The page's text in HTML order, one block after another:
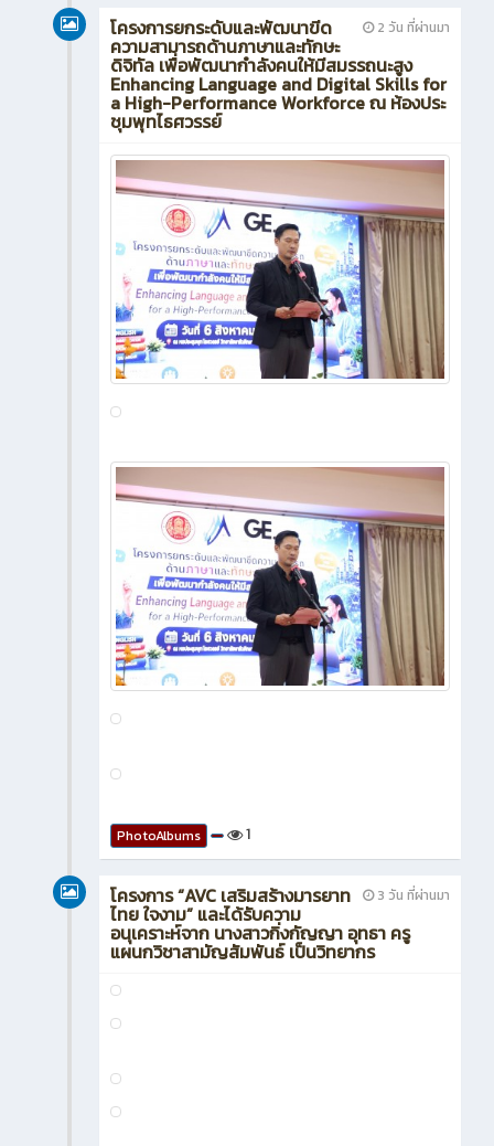
ความร่วมมือภาครัฐและเอกชน
ข่าวสาร 43 0
more
2 วัน ที่ผ่านมา
โครงการยกระดับและพัฒนาขีด
ความสามารถด้านภาษาและทักษะ
ดิจิทัล เพื่อพัฒนากำลังคนให้มีสมรรถนะสูง
Enhancing Language and Digital Skills for
a High-Performance Workforce ณ ห้องประ
ชุมพุทไธศวรรย์
PhotoAlbums